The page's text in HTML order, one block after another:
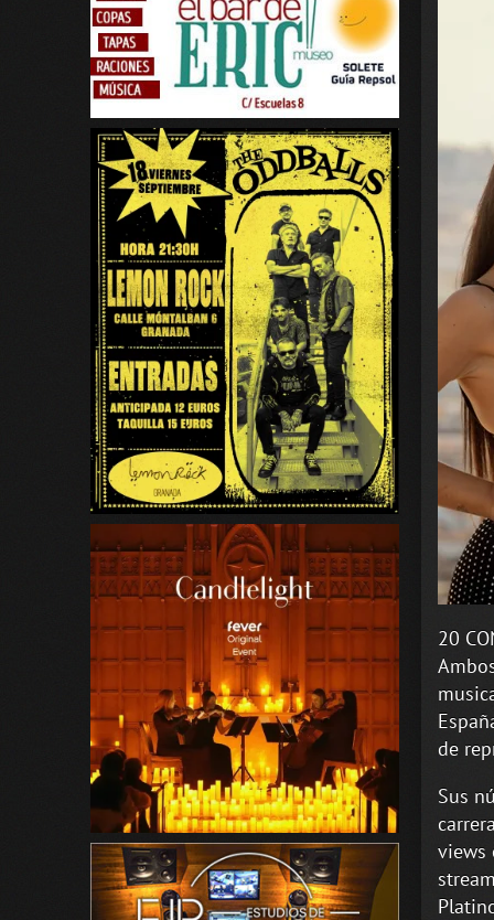
20
de
Sus
views